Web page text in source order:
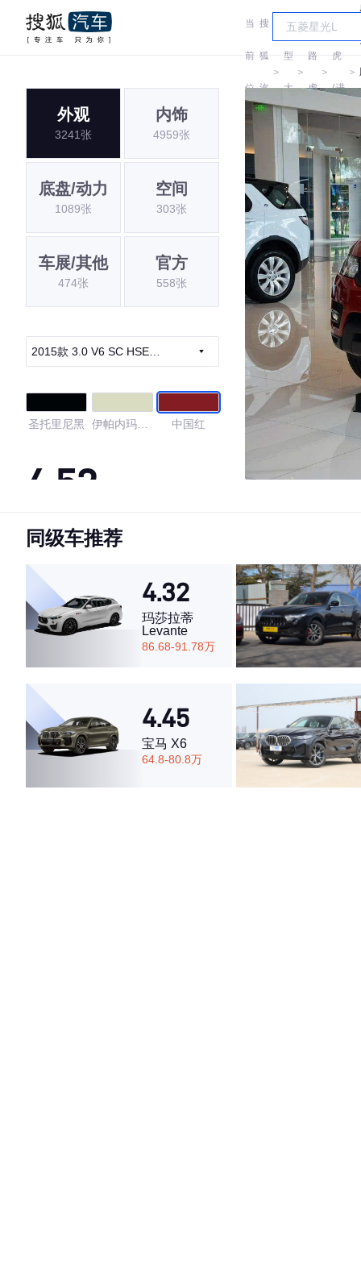
当
前
位
置:
搜
狐
汽
＞
车
型
大
全
＞
路
虎
＞
路
虎
(进
口)
＞
外观
3241张
内饰
4959张
底盘/动力
1089张
空间
303张
车展/其他
474张
官方
558张
2015款 3.0 V6 SC HSE
圣托里尼黑 伊帕内玛沙
中国红
4.52
·外观表现一般，低于57%同级车
·空间表现一般，低于89%同级车
同级车推荐
4.32
玛莎拉蒂
Levante
86.68-91.78万
4.45
宝马 X6
64.8-80.8万